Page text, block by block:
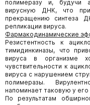
полимеразу и, будучи
вирусную ДНК, что
прекращению синтеза
репликации вируса.
Фармакодинамические
Резистентность к
тимидинкиназы, что
вируса в организме
чувствительности к
вируса с нарушением
полимеразы.
напоминает таковую у
По результатам